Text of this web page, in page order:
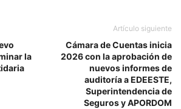
la
Artículo siguiente
Cámara de Cuentas inicia
2026 con la aprobación de
nuevos informes de
auditoría a EDEESTE,
Superintendencia de
Seguros y APORDOM